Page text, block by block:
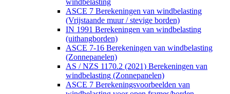
windbelasting
ASCE 7 Berekeningen van windbelasting
(Vrijstaande muur / stevige borden)
IN 1991 Berekeningen van windbelasting
(uithangborden)
ASCE 7-16 Berekeningen van windbelasting
(Zonnepanelen)
AS / NZS 1170.2 (2021) Berekeningen van
windbelasting (Zonnepanelen)
ASCE 7 Berekeningsvoorbeelden van